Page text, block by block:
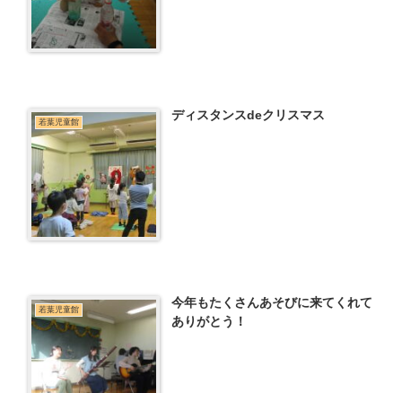
若葉児童館 ディスタンスdeクリスマス
若葉児童館
今年もたくさんあそびに来てくれて
ありがとう！